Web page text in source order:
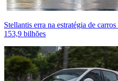
Stellantis erra na estratégia de
153,9 bilhões